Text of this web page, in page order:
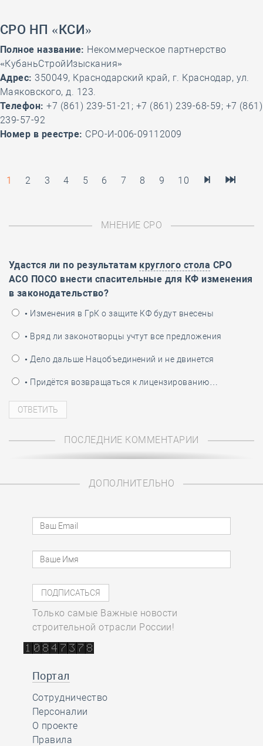
СРО НП «КСИ»
Полное название: Некоммерческое партнерство
«КубаньСтройИзыскания»
Адрес: 350049, Краснодарский край, г. Краснодар, ул.
Маяковского, д. 123.
Телефон: +7 (861) 239-51-21; +7 (861) 239-68-59; +7 (861)
239-57-92
Номер в реестре: СРО-И-006-09112009
1 2 3 4 5 6 7 8 9 10
МНЕНИЕ СРО
Удастся ли по результатам круглого стола СРО
АСО ПОСО внести спасительные для КФ изменения
в законодательство?
• Изменения в ГрК о защите КФ будут внесены
• Вряд ли законотворцы учтут все предложения
• Дело дальше Нацобъединений и не двинется
• Придётся возвращаться к лицензированию…
ПОСЛЕДНИЕ КОММЕНТАРИИ
ДОПОЛНИТЕЛЬНО
Только самые Важные новости
строительной отрасли России!
Портал
Сотрудничество
Персоналии
О проекте
Правила